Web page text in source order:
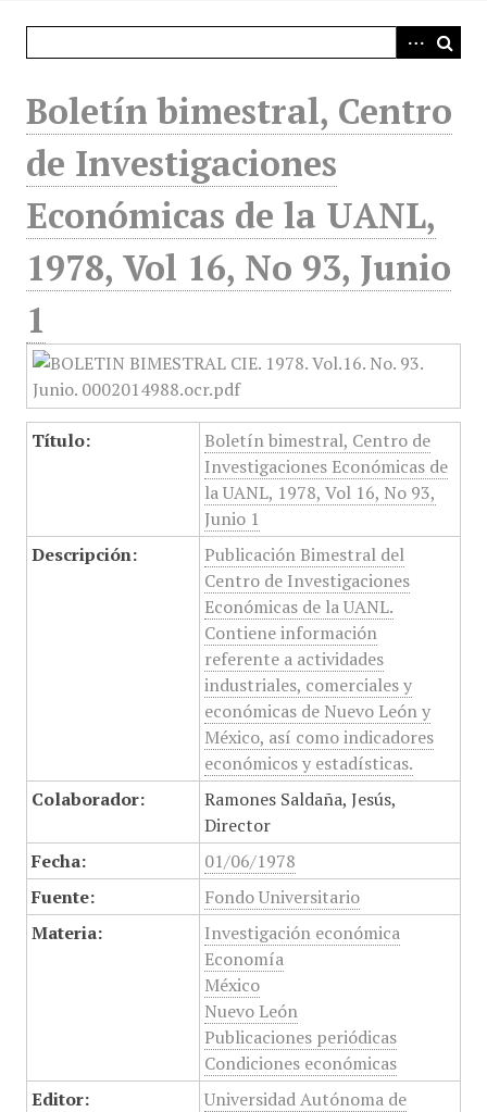
Boletín bimestral, Centro
de Investigaciones
Económicas de la UANL,
1978, Vol 16, No 93, Junio
1
Título:
Boletín bimestral, Centro de
Investigaciones Económicas de
la UANL, 1978, Vol 16, No 93,
Junio 1
Descripción:
Publicación Bimestral del
Centro de Investigaciones
Económicas de la UANL.
Contiene información
referente a actividades
industriales, comerciales y
económicas de Nuevo León y
México, así como indicadores
económicos y estadísticas.
Colaborador:
Ramones Saldaña, Jesús,
Director
Fecha:
01/06/1978
Fuente:
Fondo Universitario
Materia:
Investigación económica
Economía
México
Nuevo León
Publicaciones periódicas
Condiciones económicas
Editor:
Universidad Autónoma de